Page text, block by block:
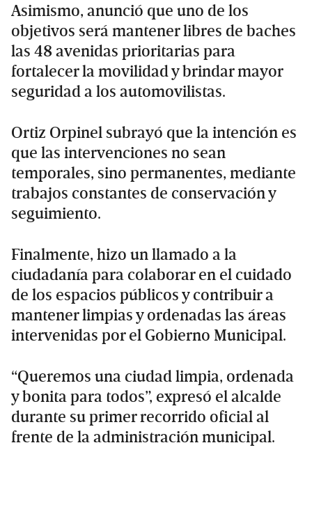
Asimismo, anunció que uno de los
objetivos será mantener libres de baches
las 48 avenidas prioritarias para
fortalecer la movilidad y brindar mayor
seguridad a los automovilistas.
Ortiz Orpinel subrayó que la intención es
que las intervenciones no sean
temporales, sino permanentes, mediante
trabajos constantes de conservación y
seguimiento.
Finalmente, hizo un llamado a la
ciudadanía para colaborar en el cuidado
de los espacios públicos y contribuir a
mantener limpias y ordenadas las áreas
intervenidas por el Gobierno Municipal.
“Queremos una ciudad limpia, ordenada
y bonita para todos”, expresó el alcalde
durante su primer recorrido oficial al
frente de la administración municipal.